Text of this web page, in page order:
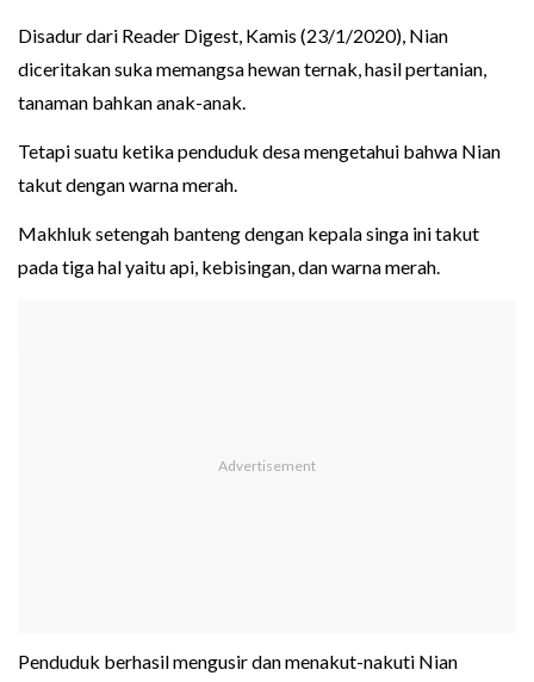
Disadur dari Reader Digest, Kamis (23/1/2020), Nian
diceritakan suka memangsa hewan ternak, hasil pertanian,
tanaman bahkan anak-anak.
Tetapi suatu ketika penduduk desa mengetahui bahwa Nian
takut dengan warna merah.
Makhluk setengah banteng dengan kepala singa ini takut
pada tiga hal yaitu api, kebisingan, dan warna merah.
Penduduk berhasil mengusir dan menakut-nakuti Nian